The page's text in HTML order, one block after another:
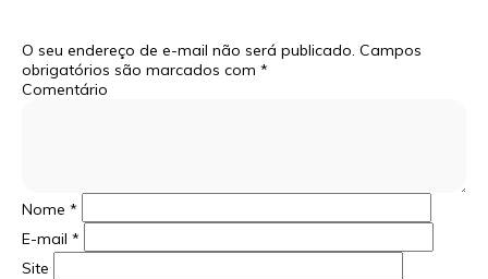
O seu endereço de e-mail não será publicado. Campos
obrigatórios são marcados com *
Comentário
Nome *
E-mail *
Site